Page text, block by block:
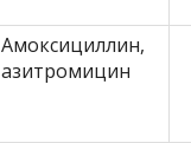
Амоксициллин,
азитромицин